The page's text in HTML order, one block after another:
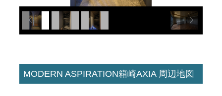
MODERN ASPIRATION箱崎AXIA 周辺地図